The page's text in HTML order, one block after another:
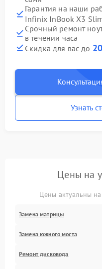
Гарантия на наши
Infinix InBook X3
Срочный ремонт
в течении часа
Скидка для вас до
Узнать
Цены на
Цены актуальны
Замена матрицы
Замена южного моста
Ремонт дисковода